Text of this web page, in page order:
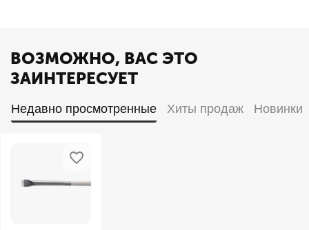
ВОЗМОЖНО, ВАС ЭТО
ЗАИНТЕРЕСУЕТ
Недавно просмотренные Хиты продаж Новинки